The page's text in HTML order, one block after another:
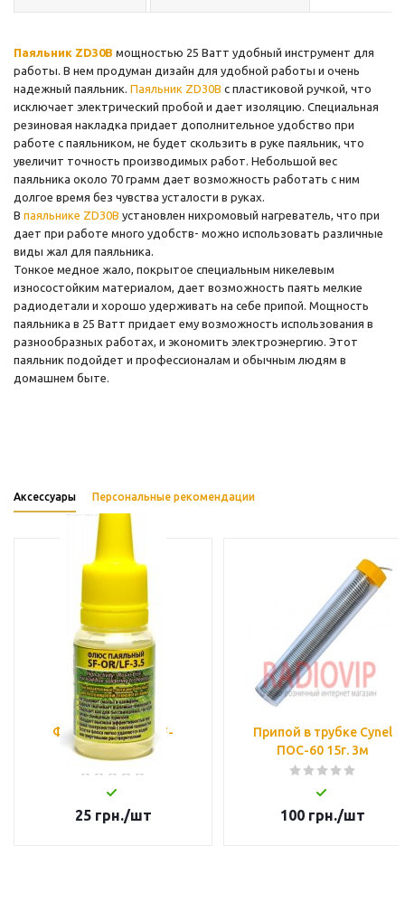
Паяльник ZD30B мощностью 25 Ватт удобный инструмент для
работы. В нем продуман дизайн для удобной работы и очень
надежный паяльник. Паяльник ZD30B с пластиковой ручкой, что
исключает электрический пробой и дает изоляцию. Специальная
резиновая накладка придает дополнительное удобство при
работе с паяльником, не будет скользить в руке паяльник, что
увеличит точность производимых работ. Небольшой вес
паяльника около 70 грамм дает возможность работать с ним
долгое время без чувства усталости в руках.
В паяльнике ZD30B установлен нихромовый нагреватель, что при
дает при работе много удобств- можно использовать различные
виды жал для паяльника.
Тонкое медное жало, покрытое специальным никелевым
износостойким материалом, дает возможность паять мелкие
радиодетали и хорошо удерживать на себе припой. Мощность
паяльника в 25 Ватт придает ему возможность использования в
разнообразных работах, и экономить электроэнергию. Этот
паяльник подойдет и профессионалам и обычным людям в
домашнем быте.
Аксессуары Персональные рекомендации
Флюс паяльный SF-
OR/LF-3.5 (10 мл)
25грн./шт
Припой в трубке Cynel
ПОС-60 15г. 3м
100 грн./шт